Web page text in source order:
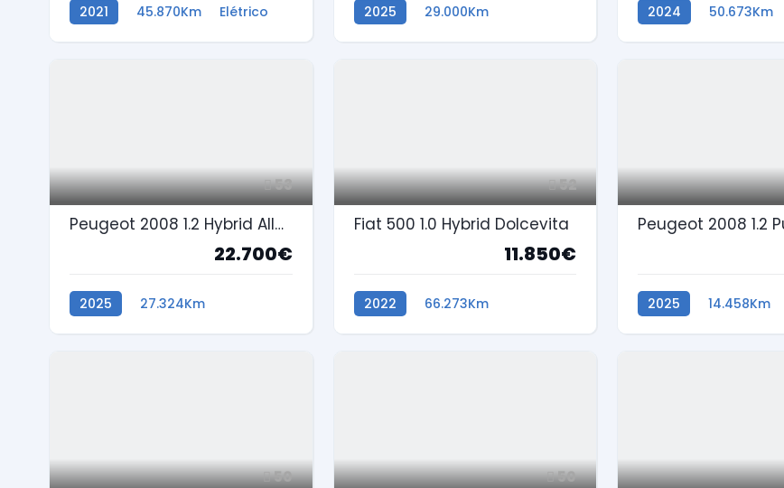
2021 45.870Km Elétrico 2025
29.000Km
2024 50.673Km
53
Peugeot 2008 1.2 Hybrid Allure e-DCS6
22.700€
2025
27.324Km
Gasolina
52
Fiat 500 1.0 Hybrid Dolcevita
11.850€
2022
66.273Km
Gasolina
2025
14.458Km
Gasolina
50 50